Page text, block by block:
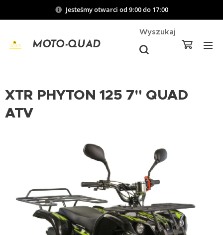
Jesteśmy otwarci od 9:00 do 17:00
MOTO-QUAD
Wyszukaj
XTR PHYTON 125 7" QUAD
ATV